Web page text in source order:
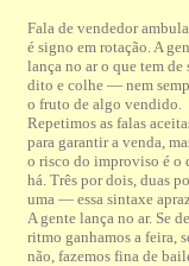
Fala de vendedor
é signo em rotação. A
lança no ar o que tem de
dito e colhe — nem
o fruto de algo vendido.
Repetimos as falas
para garantir a venda,
o risco do improviso é o
há. Três por dois, duas
uma — essa sintaxe
A gente lança no ar. Se
ritmo ganhamos a feira,
não, fazemos fina de